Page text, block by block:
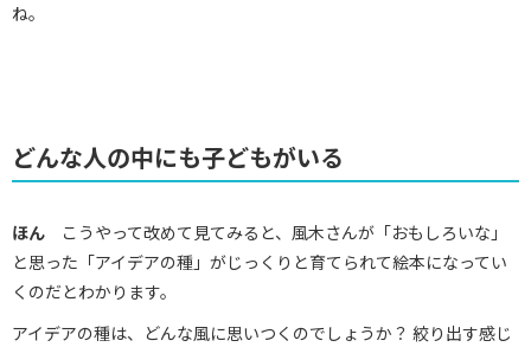
ね。
どんな人の中にも子どもがいる
ほん こうやって改めて見てみると、風木さんが「おもしろいな」
と思った「アイデアの種」がじっくりと育てられて絵本になってい
くのだとわかります。
アイデアの種は、どんな風に思いつくのでしょうか？ 絞り出す感じ